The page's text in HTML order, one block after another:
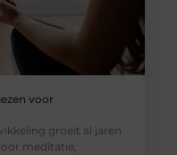
voor
groeit al jaren.
meditatie,